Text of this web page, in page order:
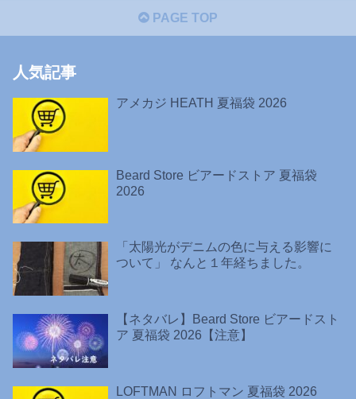
PAGE TOP
人気記事
アメカジ HEATH 夏福袋 2026
Beard Store ビアードストア 夏福袋
2026
「太陽光がデニムの色に与える影響に
ついて」 なんと１年経ちました。
【ネタバレ】Beard Store ビアードスト
ア 夏福袋 2026【注意】
LOFTMAN ロフトマン 夏福袋 2026